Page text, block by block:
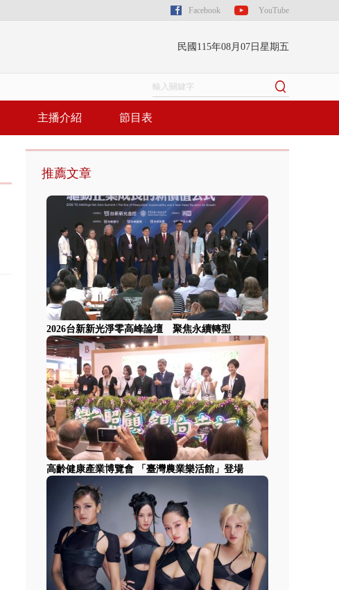
Facebook YouTube
民國115年08月07日星期五
主播介紹 節目表
推薦文章
2026台新新光淨零高峰論壇 聚焦永續轉型
高齡健康產業博覽會 「臺灣農業樂活館」登場